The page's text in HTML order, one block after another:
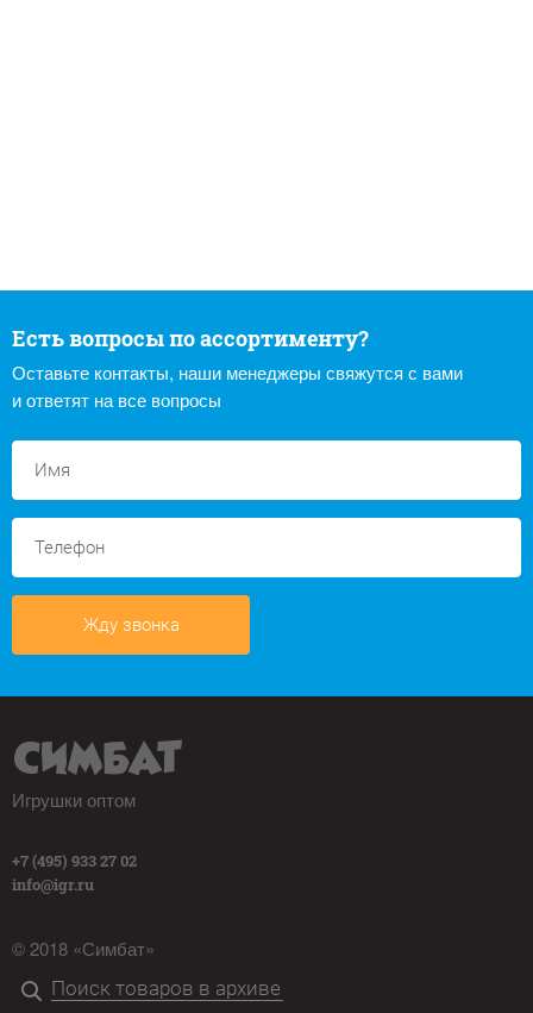
Есть вопросы по ассортименту?
Оставьте контакты, наши менеджеры свяжутся с вами
и ответят на все вопросы
Жду звонка
Игрушки оптом
+7 (495) 933 27 02
info@igr.ru
© 2018 «Симбат»